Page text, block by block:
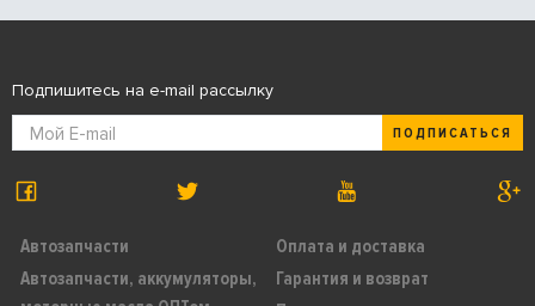
Автозапчасти
Автозапчасти, аккумуляторы,
Оплата и доставка
Гарантия и возврат
Подпишитесь на e-mail рассылку
ПОДПИСАТЬСЯ